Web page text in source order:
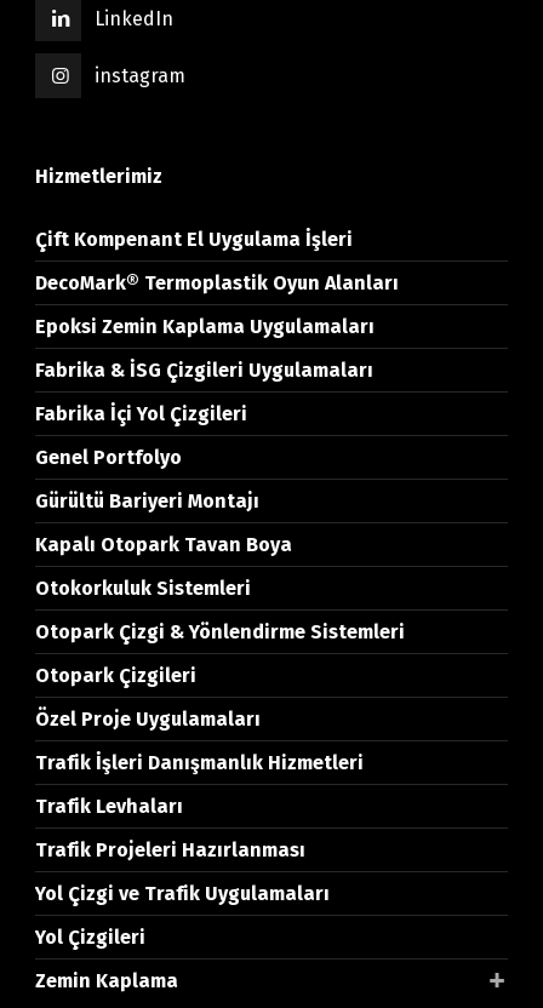
LinkedIn
instagram
Hizmetlerimiz
Çift Kompenant El Uygulama İşleri
DecoMark® Termoplastik Oyun Alanları
Epoksi Zemin Kaplama Uygulamaları
Fabrika & İSG Çizgileri Uygulamaları
Fabrika İçi Yol Çizgileri
Genel Portfolyo
Gürültü Bariyeri Montajı
Kapalı Otopark Tavan Boya
Otokorkuluk Sistemleri
Otopark Çizgi & Yönlendirme Sistemleri
Otopark Çizgileri
Özel Proje Uygulamaları
Trafik İşleri Danışmanlık Hizmetleri
Trafik Levhaları
Trafik Projeleri Hazırlanması
Yol Çizgi ve Trafik Uygulamaları
Yol Çizgileri
Zemin Kaplama